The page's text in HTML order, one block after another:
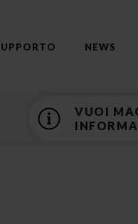
NEWS
VUOI